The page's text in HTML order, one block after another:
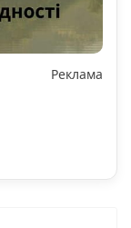
Реклама